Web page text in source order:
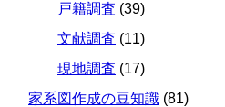
戸籍調査 (39)
文献調査 (11)
現地調査 (17)
家系図作成の豆知識 (81)